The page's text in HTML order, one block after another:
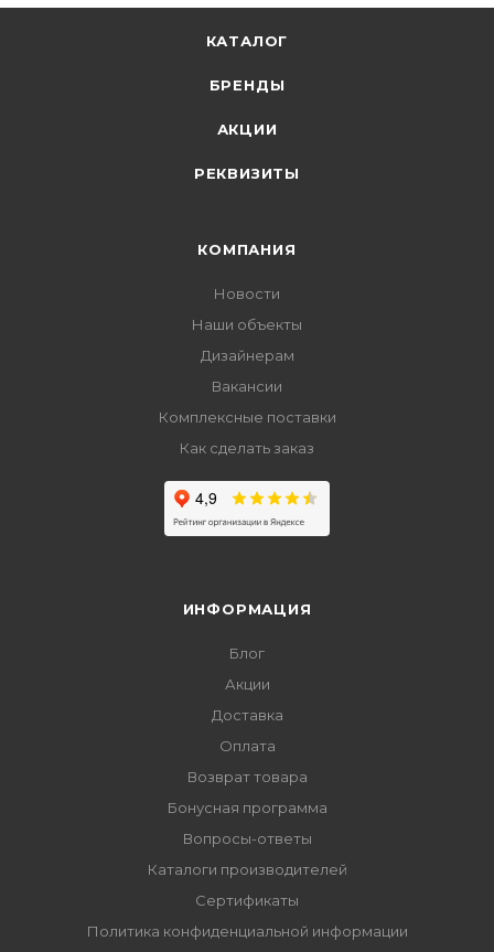
КАТАЛОГ
БРЕНДЫ
АКЦИИ
РЕКВИЗИТЫ
КОМПАНИЯ
Новости
Наши объекты
Дизайнерам
Вакансии
Комплексные поставки
Как сделать заказ
ИНФОРМАЦИЯ
Блог
Акции
Доставка
Оплата
Возврат товара
Бонусная программа
Вопросы-ответы
Каталоги производителей
Сертификаты
Политика конфиденциальной информации